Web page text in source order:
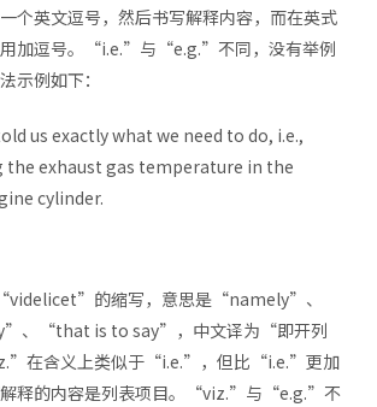
个英文逗号，然后书写解释内容，而在英式
用加逗号。“i.e.”与“e.g.”不同，没有举例
示例如下：
us exactly what we need to do, i.e.,
the exhaust gas temperature in the
cylinder.
的缩写，意思是“namely”、
、“that is to say”，中文译为“即开列
在含义上类似于“i.e.”，但比“i.e.”更加
解释的内容是列表项目。“viz.”与“e.g.”不